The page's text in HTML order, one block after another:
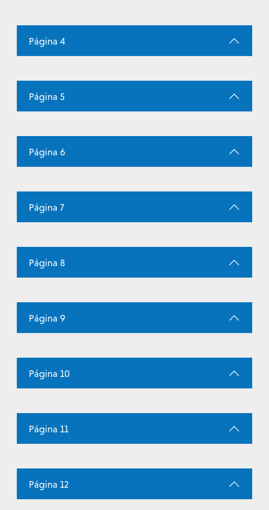
Página 4
Página 5
Página 6
Página 7
Página 8
Página 9
Página 10
Página 11
Página 12